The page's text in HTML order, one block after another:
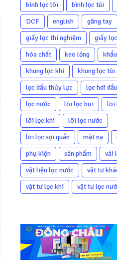
bình lọc lõi
bình lọc túi
DCF
english
găng tay
giấy lọc thí nghiệm
giấy
hóa chất
keo lỏng
khung lọc khí
khung lọc túi
lọc dầu thủy lực
lọc hơi dầu
lọc nước
lõi lọc bụi
lõi
lõi lọc khí
lõi lọc nước
lõi lọc sợi quấn
mặt nạ
phụ kiện
sản phẩm
vải
vật liệu lọc nước
vật tư
vật tư lọc khí
vật tư lọc